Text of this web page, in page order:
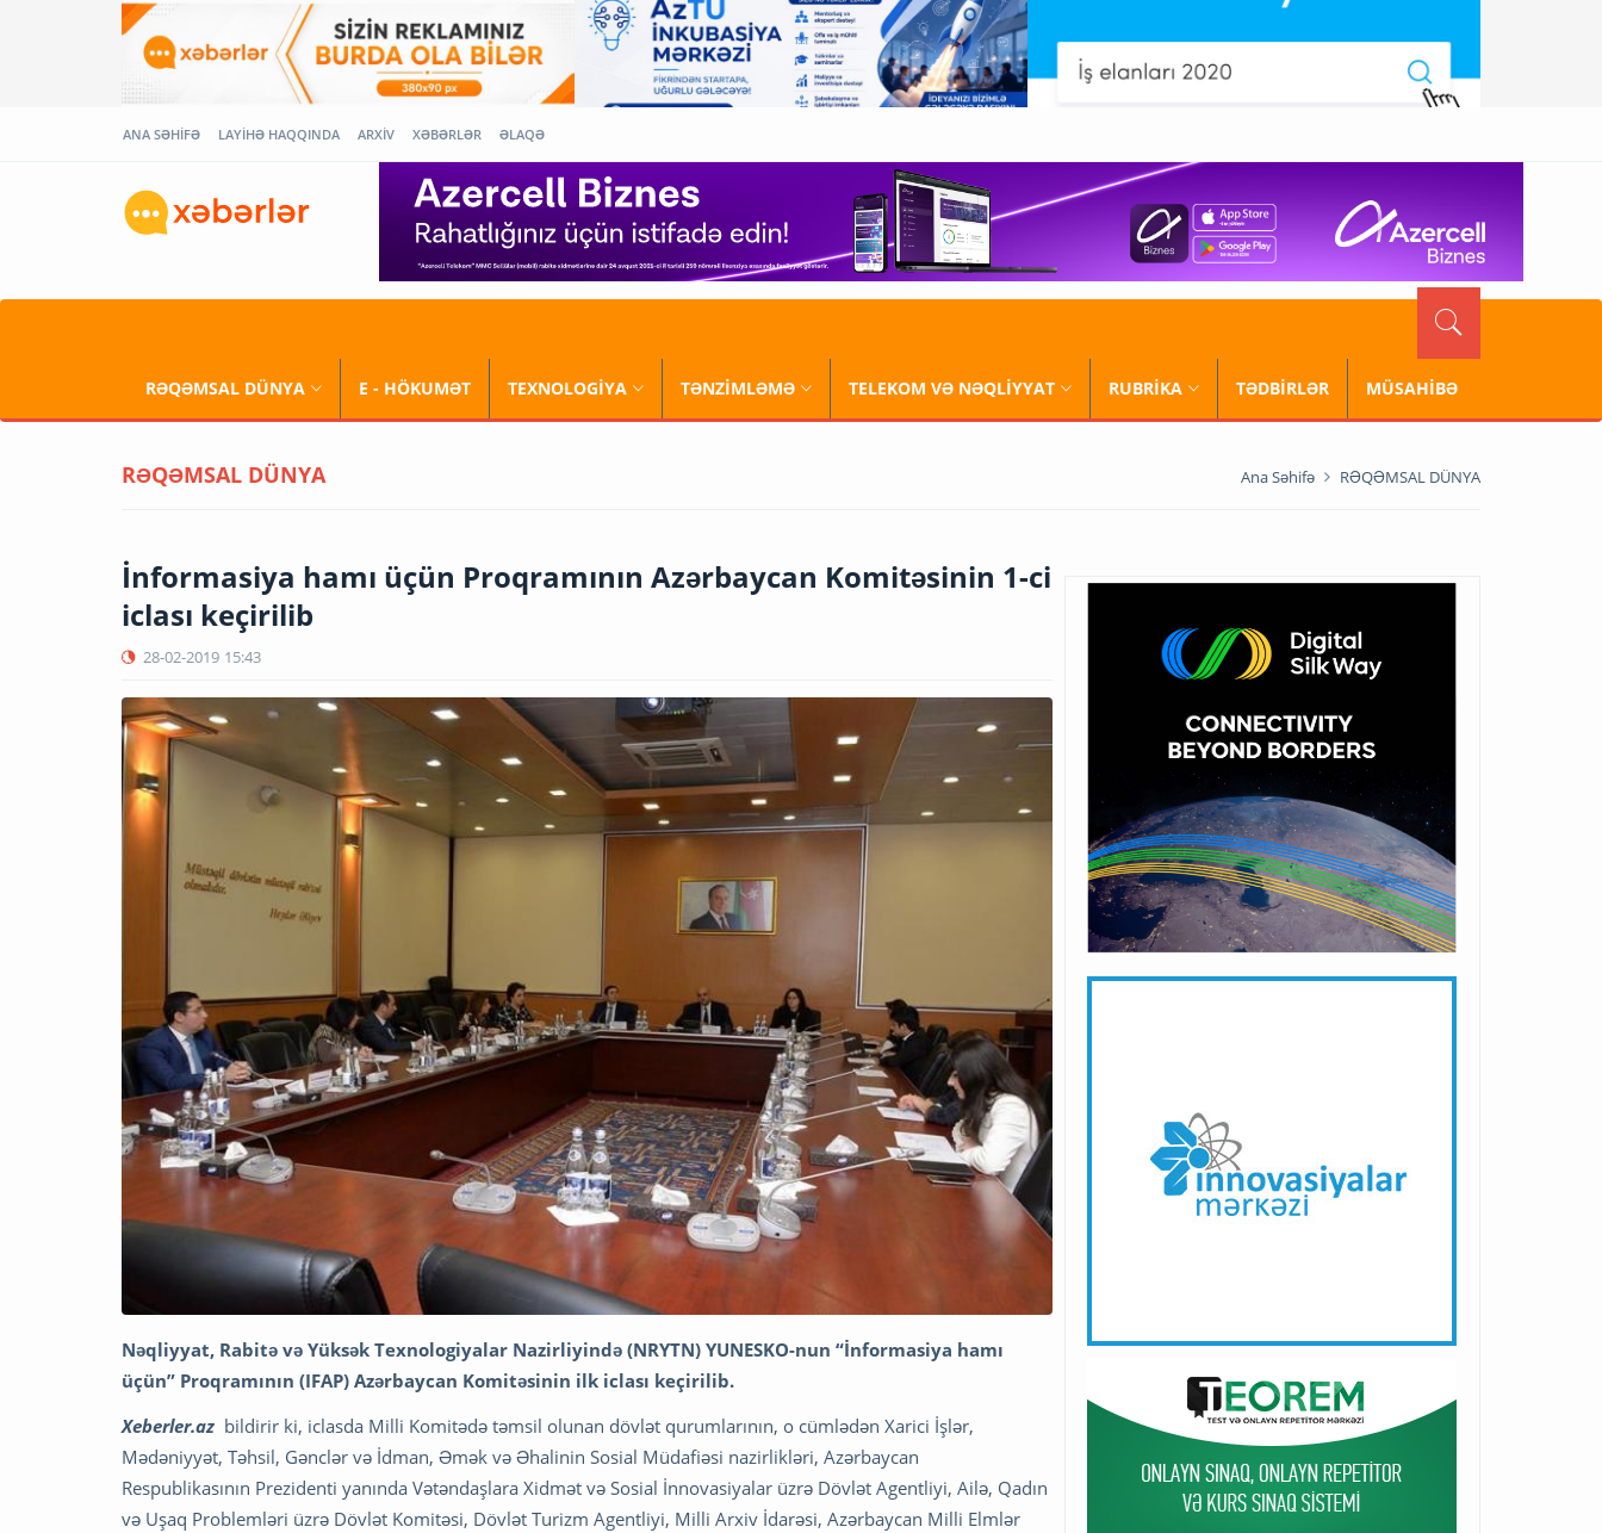
ANA SƏHİFƏ LAYİHƏ HAQQINDA ARXİV XƏBƏRLƏR ƏLAQƏ
RƏQƏMSAL DÜNYA E - HÖKUMƏT TEXNOLOGİYA TƏNZİMLƏMƏ TELEKOM VƏ NƏQLİYYAT RUBRİKA TƏDBİRLƏR MÜSAHİBƏ
RƏQƏMSAL DÜNYA Ana Səhifə RƏQƏMSAL DÜNYA
İnformasiya hamı üçün Proqramının Azərbaycan Komitəsinin 1-ci
iclası keçirilib
28-02-2019 15:43
Nəqliyyat, Rabitə və Yüksək Texnologiyalar Nazirliyində (NRYTN) YUNESKO-nun “İnformasiya hamı
üçün” Proqramının (IFAP) Azərbaycan Komitəsinin ilk iclası keçirilib.
Xeberler.az bildirir ki, iclasda Milli Komitədə təmsil olunan dövlət qurumlarının, o cümlədən Xarici İşlər,
Mədəniyyət, Təhsil, Gənclər və İdman, Əmək və Əhalinin Sosial Müdafiəsi nazirlikləri, Azərbaycan
Respublikasının Prezidenti yanında Vətəndaşlara Xidmət və Sosial İnnovasiyalar üzrə Dövlət Agentliyi, Ailə, Qadın
və Uşaq Problemləri üzrə Dövlət Komitəsi, Dövlət Turizm Agentliyi, Milli Arxiv İdarəsi, Azərbaycan Milli Elmlər